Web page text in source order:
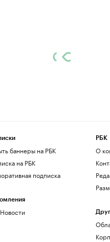
баннеры на РБК
на РБК
подписка
РБК
О